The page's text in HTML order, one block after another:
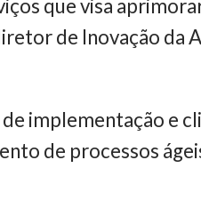
que visa
de Inovação da
implementação e
de processos